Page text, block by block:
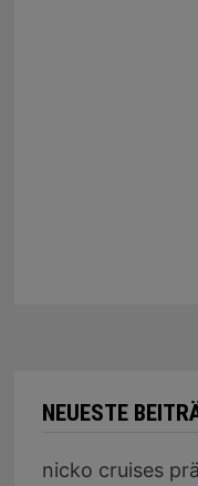
NEUESTE
nicko cruises